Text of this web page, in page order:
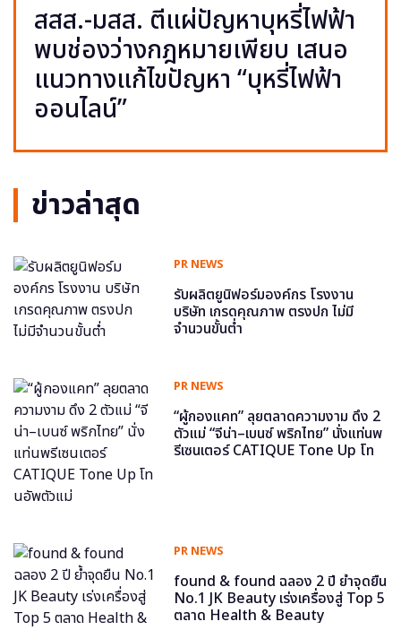
สสส.-มสส. ตีแผ่ปัญหาบุหรี่ไฟฟ้า
พบช่องว่างกฎหมายเพียบ เสนอ
แนวทางแก้ไขปัญหา “บุหรี่ไฟฟ้า
ออนไลน์”
ข่าวล่าสุด
PR NEWS
รับผลิตยูนิฟอร์มองค์กร โรงงาน
บริษัท เกรดคุณภาพ ตรงปก ไม่มี
จำนวนขั้นต่ำ
PR NEWS
“ผู้กองแคท” ลุยตลาดความงาม ดึง 2
ตัวแม่ “จีน่า–เบนซ์ พริกไทย” นั่งแท่นพ
รีเซนเตอร์ CATIQUE Tone Up โท
PR NEWS
found & found ฉลอง 2 ปี ย้ำจุดยืน
No.1 JK Beauty เร่งเครื่องสู่ Top 5
ตลาด Health & Beauty